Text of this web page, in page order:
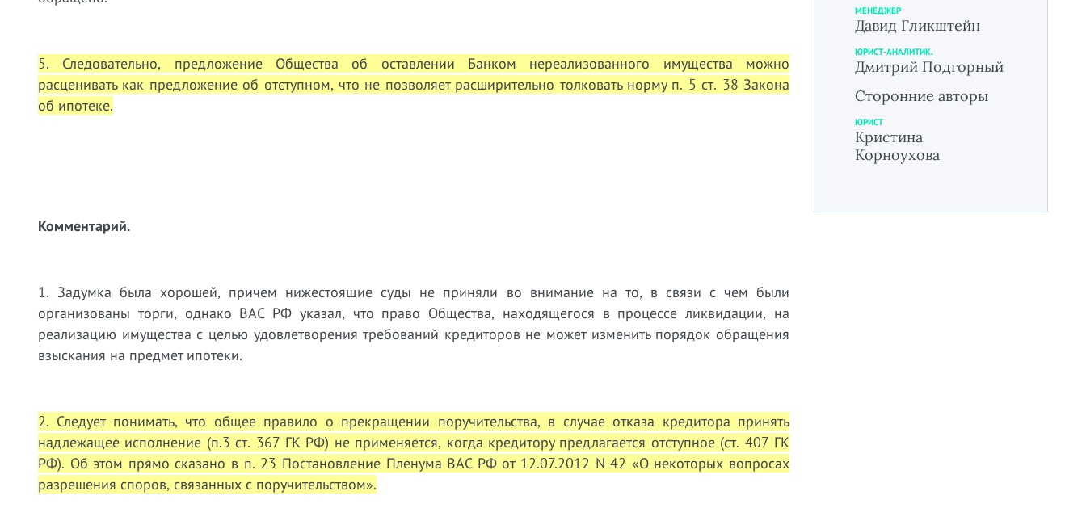
5. Следовательно, предложение Общества об оставлении Банком нереализованного имущества можно
расценивать как предложение об отступном, что не позволяет расширительно толковать норму п. 5 ст. 38 Закона
об ипотеке.
Комментарий.
1. Задумка была хорошей, причем нижестоящие суды не приняли во внимание на то, в связи с чем были
организованы торги, однако ВАС РФ указал, что право Общества, находящегося в процессе ликвидации, на
реализацию имущества с целью удовлетворения требований кредиторов не может изменить порядок обращения
взыскания на предмет ипотеки.
2. Следует понимать, что общее правило о прекращении поручительства, в случае отказа кредитора принять
надлежащее исполнение (п.3 ст. 367 ГК РФ) не применяется, когда кредитору предлагается отступное (ст. 407 ГК
РФ). Об этом прямо сказано в п. 23 Постановление Пленума ВАС РФ от 12.07.2012 N 42 «О некоторых вопросах
разрешения споров, связанных с поручительством».
МЕНЕДЖЕР
Давид Гликштейн
ЮРИСТ-АНАЛИТИК.
Дмитрий Подгорный
Сторонние авторы
ЮРИСТ
Кристина
Корноухова